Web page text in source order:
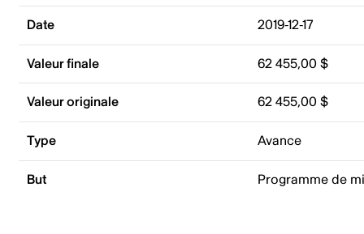
Date 2019-12-17
Valeur finale 62 455,00 $
Valeur originale 62 455,00 $
Type Avance
But Programme de